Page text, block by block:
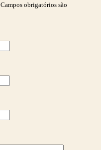
Campos obrigatórios são